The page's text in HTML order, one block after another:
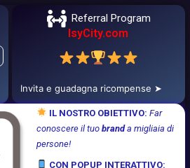
Referral Program
IsyCity.com
Invita e guadagna ricompense ➤
IL NOSTRO OBIETTIVO: Far
conoscere il tuo branda migliaia di
persone!
CON POPUP INTERATTIVO: